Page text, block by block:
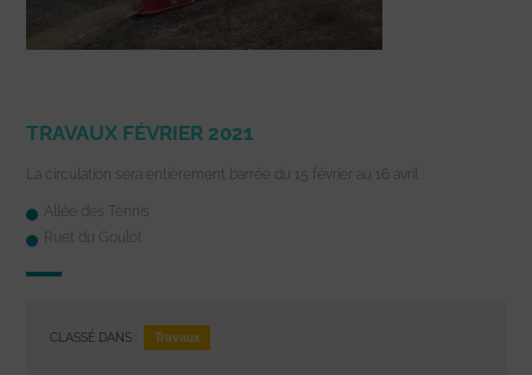
TRAVAUX FÉVRIER 2021
La circulation sera entièrement barrée du 15 février au 16 avril :
Allée des Tennis
Ruet du Goulot
CLASSÉ DANS : Travaux